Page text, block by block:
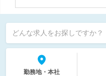
どんな求人をお探しですか？
勤務地・本社